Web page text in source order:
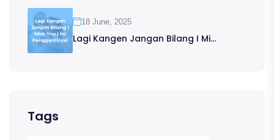
18 June, 2025
Lagi Kangen Jangan Bilang I Mi...
Tags